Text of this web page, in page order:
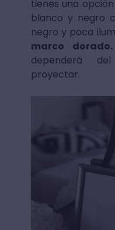
tienes una
blanco y negro
negro y poca
marco dorado.
dependerá
proyectar.